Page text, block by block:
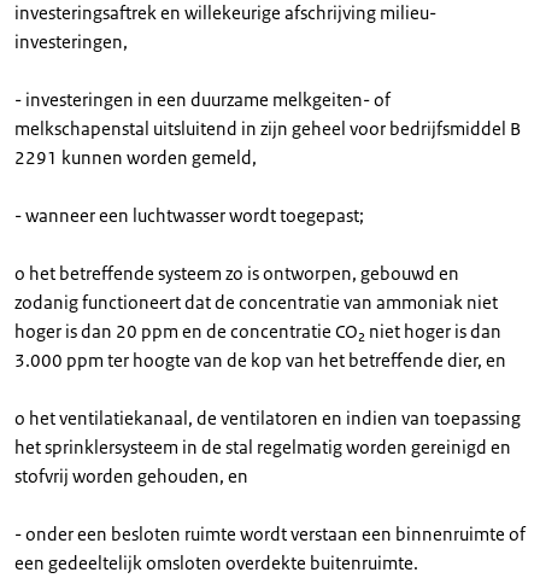
investeringsaftrek en willekeurige afschrijving milieu-
investeringen,
- investeringen in een duurzame melkgeiten- of
melkschapenstal uitsluitend in zijn geheel voor bedrijfsmiddel B
2291 kunnen worden gemeld,
- wanneer een luchtwasser wordt toegepast;
o het betreffende systeem zo is ontworpen, gebouwd en
zodanig functioneert dat de concentratie van ammoniak niet
hoger is dan 20 ppm en de concentratie CO₂ niet hoger is dan
3.000 ppm ter hoogte van de kop van het betreffende dier, en
o het ventilatiekanaal, de ventilatoren en indien van toepassing
het sprinklersysteem in de stal regelmatig worden gereinigd en
stofvrij worden gehouden, en
- onder een besloten ruimte wordt verstaan een binnenruimte of
een gedeeltelijk omsloten overdekte buitenruimte.